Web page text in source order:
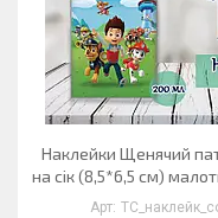
Наклейки Щенячий
на сік (8,5*6,5 см)